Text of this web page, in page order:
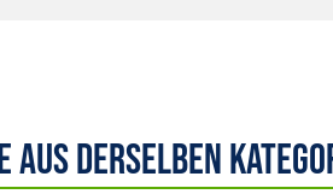
aus derselben